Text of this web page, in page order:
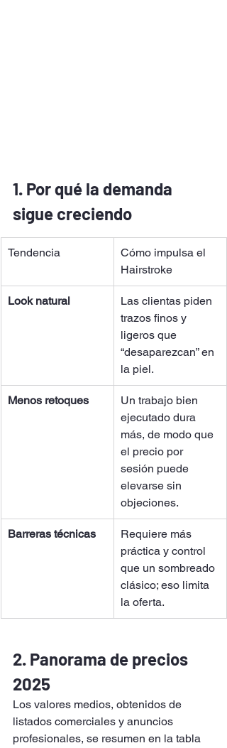
1. Por qué la demanda
sigue creciendo
Tendencia
Cómo impulsa el
Hairstroke
Look natural
Las clientas piden
trazos finos y
ligeros que
“desaparezcan” en
la piel.
Menos retoques
Un trabajo bien
ejecutado dura
más, de modo que
el precio por
sesión puede
elevarse sin
objeciones.
Barreras técnicas
Requiere más
práctica y control
que un sombreado
clásico; eso limita
la oferta.
2. Panorama de precios
2025
Los valores medios, obtenidos de
listados comerciales y anuncios
profesionales, se resumen en la tabla